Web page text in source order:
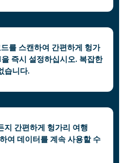
를 스캔하여 간편하게 헝가
즉시 설정하십시오. 복잡한
습니다.
지 간편하게 헝가리 여행
여 데이터를 계속 사용할 수